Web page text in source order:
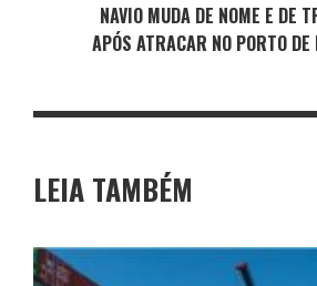
NAVIO MUDA DE NOME E DE
APÓS ATRACAR NO PORTO DE
LEIA TAMBÉM